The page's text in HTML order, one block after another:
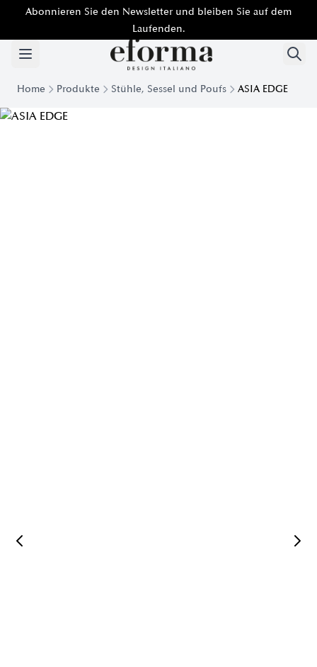
Abonnieren Sie den Newsletter und bleiben Sie auf dem
Laufenden.
Home Produkte Stühle, Sessel und Poufs ASIA EDGE
Asia Edge gepolsterter Stuhl | Eforma